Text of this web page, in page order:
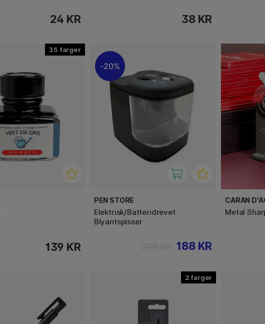
24 KR 38 KR
35
139 KR
20%
PEN STORE
Elektrisk/Batteridrevet
Blyantspisser
188 KR
CARAN
Metal
2